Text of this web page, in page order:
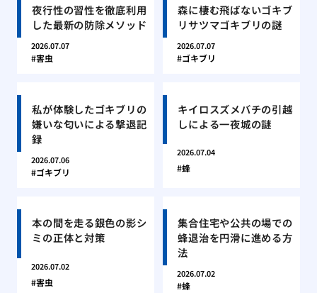
夜行性の習性を徹底利用
した最新の防除メソッド
2026.07.07
害虫
森に棲む飛ばないゴキブ
リサツマゴキブリの謎
2026.07.07
ゴキブリ
私が体験したゴキブリの
嫌いな匂いによる撃退記
録
2026.07.06
ゴキブリ
キイロスズメバチの引越
しによる一夜城の謎
2026.07.04
蜂
本の間を走る銀色の影シ
ミの正体と対策
2026.07.02
害虫
集合住宅や公共の場での
蜂退治を円滑に進める方
法
2026.07.02
蜂